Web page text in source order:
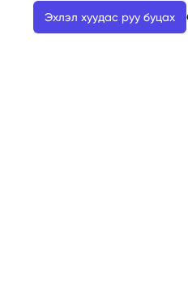
Эхлэл хуудас руу буцах